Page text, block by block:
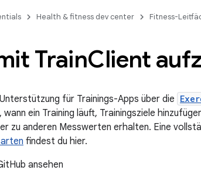
Health & fitness dev center Fitness-
TrainClient
für Trainings-Apps über die
ein Training läuft, Trainingsziele
zu anderen Messwerten erhalten. Eine
findest du hier.
ansehen